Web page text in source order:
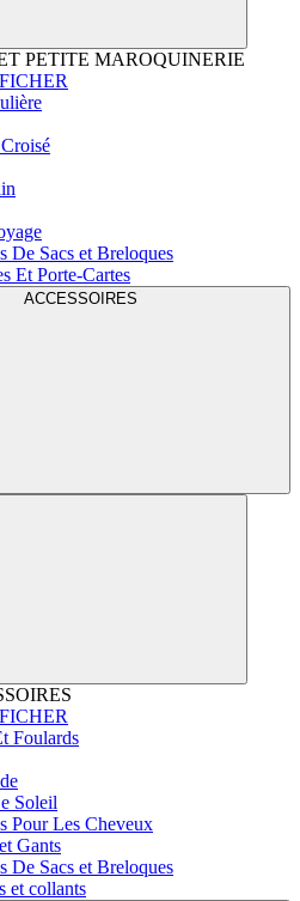
PETITE MAROQUINERIE
De Sacs et Breloques
Et Porte-Cartes
ACCESSOIRES
Foulards
Soleil
Pour Les Cheveux
Gants
De Sacs et Breloques
et collants